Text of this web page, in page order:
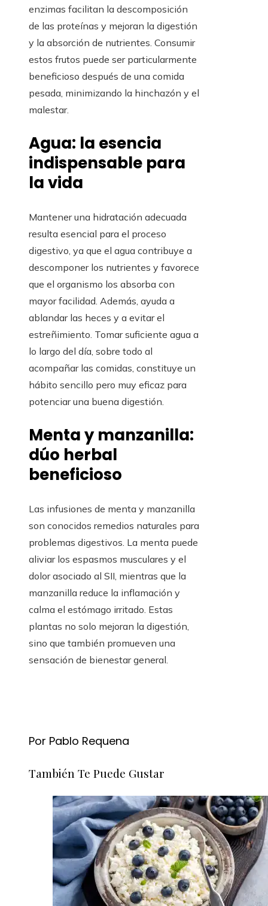
enzimas facilitan la descomposición
de las proteínas y mejoran la digestión
y la absorción de nutrientes. Consumir
estos frutos puede ser particularmente
beneficioso después de una comida
pesada, minimizando la hinchazón y el
malestar.
Agua: la esencia
indispensable para
la vida
Mantener una hidratación adecuada
resulta esencial para el proceso
digestivo, ya que el agua contribuye a
descomponer los nutrientes y favorece
que el organismo los absorba con
mayor facilidad. Además, ayuda a
ablandar las heces y a evitar el
estreñimiento. Tomar suficiente agua a
lo largo del día, sobre todo al
acompañar las comidas, constituye un
hábito sencillo pero muy eficaz para
potenciar una buena digestión.
Menta y manzanilla:
dúo herbal
beneficioso
Las infusiones de menta y manzanilla
son conocidos remedios naturales para
problemas digestivos. La menta puede
aliviar los espasmos musculares y el
dolor asociado al SII, mientras que la
manzanilla reduce la inflamación y
calma el estómago irritado. Estas
plantas no solo mejoran la digestión,
sino que también promueven una
sensación de bienestar general.
Por Pablo Requena
También Te Puede Gustar